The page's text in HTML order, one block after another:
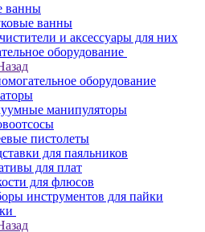
ванны
ванны
и аксессуары для них
оборудование
оборудование
манипуляторы
пистолеты
для паяльников
для плат
для флюсов
инструментов для пайки